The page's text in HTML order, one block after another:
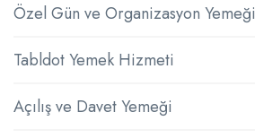
Özel Gün ve Organizasyon Yemeği
Tabldot Yemek Hizmeti
Açılış ve Davet Yemeği